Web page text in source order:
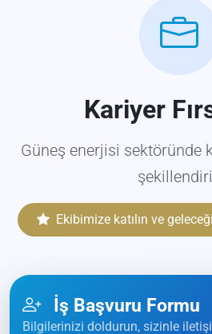
Kariyer
Güneş enerjisi sektöründe
Ekibimize katılın ve
İş Başvuru Formu
Bilgilerinizi doldurun, sizinle